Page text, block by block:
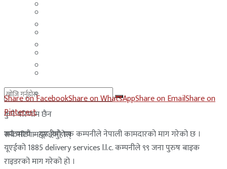
कुनै परिणाम छैन
सबै परिणामहरू हेर्नुहोस्
साउदी अरब
Share on FacebookShare on WhatsAppShare on EmailShare on
Pinterest
काठमाडौं – यूएईको एक कम्पनीले नेपाली कामदारको माग गरेको छ ।
यूएईको 1885 delivery services l.l.c. कम्पनीले ९९ जना पुरुष बाइक
राइडरको माग गरेको हो ।